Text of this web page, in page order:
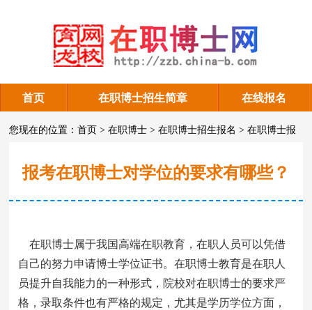
在职博士报名
首页 在职博士招生简章 在线报名
您现在的位置：首页 >在职博士 >在职博士招生报名 >在职博士报
报考在职博士对学位的要求有哪些？
在职博士属于我国高端在职教育，在职人员可以凭借
自己的努力申请博士学位证书。在职博士教育是在职人
员提升自我能力的一种形式，院校对在职博士的要求严
格，录取条件也有严格的规定，尤其是学历学位方面，